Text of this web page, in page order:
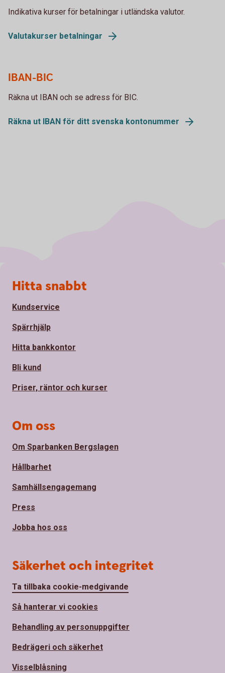
Indikativa kurser för betalningar i utländska valutor.
Valutakurser betalningar
IBAN-BIC
Räkna ut IBAN och se adress för BIC.
Räkna ut IBAN för ditt svenska kontonummer
Sidfot
Hitta snabbt
Kundservice
Spärrhjälp
Hitta bankkontor
Bli kund
Priser, räntor och kurser
Om oss
Om Sparbanken Bergslagen
Hållbarhet
Samhällsengagemang
Press
Jobba hos oss
Säkerhet och integritet
Ta tillbaka cookie-medgivande
Så hanterar vi cookies
Behandling av personuppgifter
Bedrägeri och säkerhet
Visselblåsning